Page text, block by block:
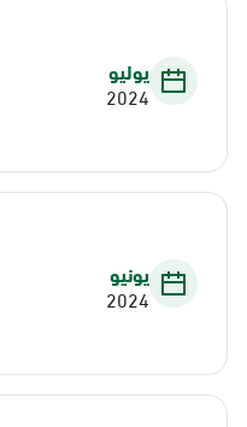
يوليو
2024
يونيو
2024